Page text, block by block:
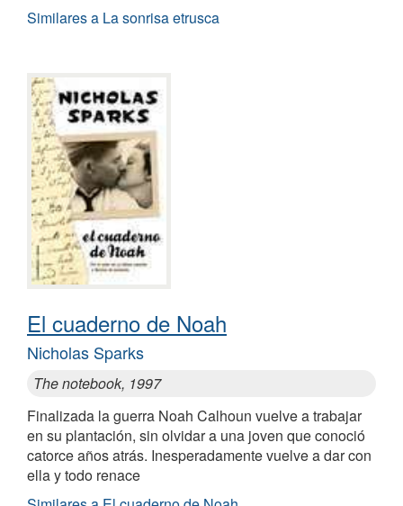
Similares a La sonrisa etrusca
El cuaderno de Noah
Nicholas Sparks
The notebook, 1997
Finalizada la guerra Noah Calhoun vuelve a trabajar
en su plantación, sin olvidar a una joven que conoció
catorce años atrás. Inesperadamente vuelve a dar con
ella y todo renace